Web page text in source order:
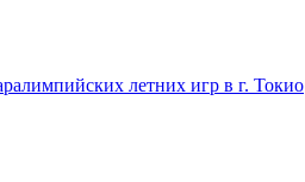
летних игр в г. Токио